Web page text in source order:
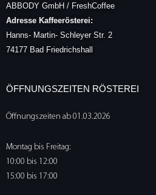
ABBODY GmbH / FreshCoffee
Adresse Kaffeerösterei:
Hanns- Martin- Schleyer Str. 2
74177 Bad Friedrichshall
ÖFFNUNGSZEITEN RÖSTEREI
Öffnungszeiten ab 01.03.2026
Montag bis Freitag:
10:00 bis 12:00
15:00 bis 17:00